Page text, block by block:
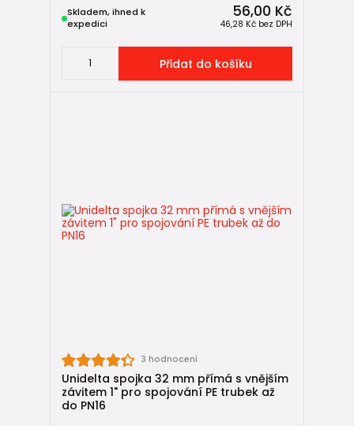
56,00 Kč
46,28 Kč bez DPH
Skladem, ihned k
expedici
Přidat do košíku
3 hodnocení
Unidelta spojka 32 mm přímá s vnějším
závitem 1" pro spojování PE trubek až
do PN16